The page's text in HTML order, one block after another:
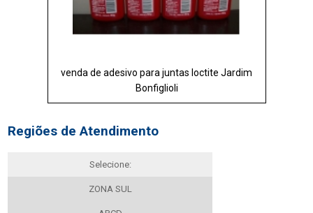
venda de adesivo para juntas loctite Jardim
Bonfiglioli
Regiões de Atendimento
Selecione:
ZONA SUL